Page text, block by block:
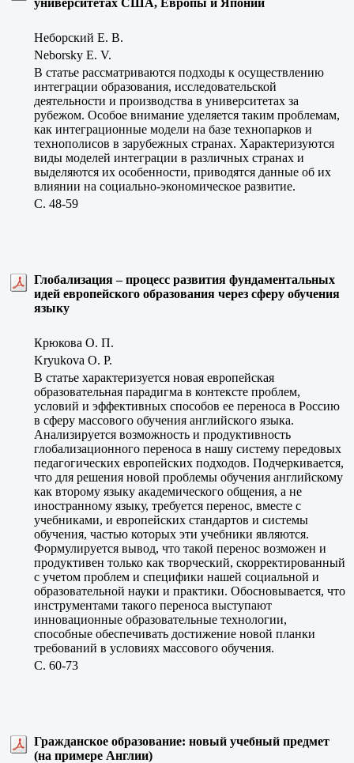
Неборский Е. В.
Neborsky E. V.
В статье рассматриваются подходы к осуществлению
интеграции образования, исследовательской
деятельности и производства в университетах за
рубежом. Особое внимание уделяется таким проблемам,
как интеграционные модели на базе технопарков и
технополисов в зарубежных странах. Характеризуются
виды моделей интеграции в различных странах и
выделяются их особенности, приводятся данные об их
влиянии на социально-экономическое развитие.
C. 48-59
Глобализация – процесс развития фундаментальных
идей европейского образования через сферу обучения
языку
Крюкова О. П.
Kryukova O. P.
В статье характеризуется новая европейская
образовательная парадигма в контексте проблем,
условий и эффективных способов ее переноса в Россию
в сферу массового обучения английского языка.
Анализируется возможность и продуктивность
глобализационного переноса в нашу систему передовых
педагогических европейских подходов. Подчеркивается,
что для решения новой проблемы обучения английскому
как второму языку академического общения, а не
иностранному языку, требуется перенос, вместе с
учебниками, и европейских стандартов и системы
обучения, частью которых эти учебники являются.
Формулируется вывод, что такой перенос возможен и
продуктивен только как творческий, скорректированный
с учетом проблем и специфики нашей социальной и
образовательной науки и практики. Обосновывается, что
инструментами такого переноса выступают
инновационные образовательные технологии,
способные обеспечивать достижение новой планки
требований в условиях массового обучения.
C. 60-73
Гражданское образование: новый учебный предмет
(на примере Англии)